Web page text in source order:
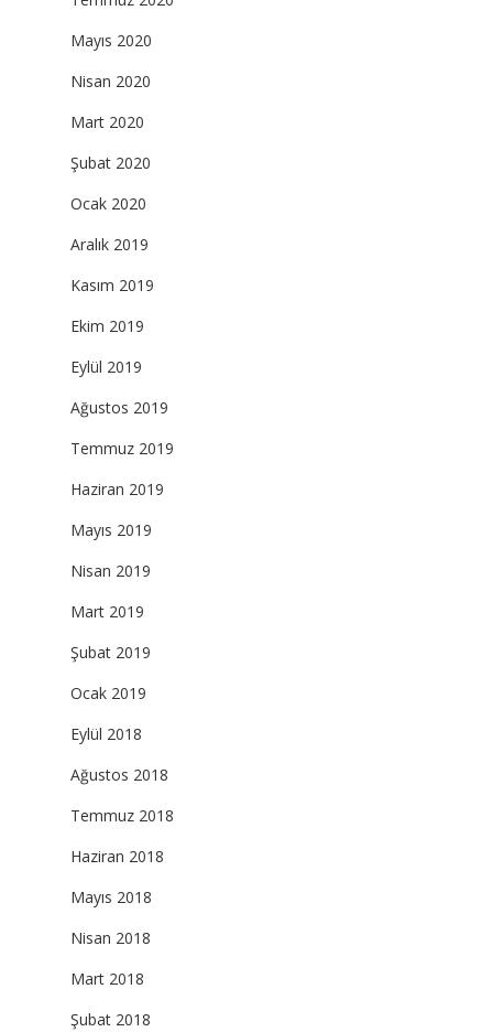
Mayıs 2020
Nisan 2020
Mart 2020
Şubat 2020
Ocak 2020
Aralık 2019
Kasım 2019
Ekim 2019
Eylül 2019
Ağustos 2019
Temmuz 2019
Haziran 2019
Mayıs 2019
Nisan 2019
Mart 2019
Şubat 2019
Ocak 2019
Eylül 2018
Ağustos 2018
Temmuz 2018
Haziran 2018
Mayıs 2018
Nisan 2018
Mart 2018
Şubat 2018